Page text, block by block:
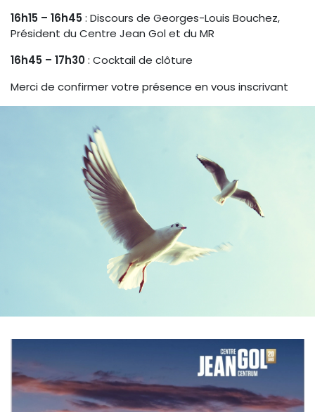
16h15 – 16h45: Discours de Georges-Louis Bouchez,
Président du Centre Jean Gol et du MR
16h45 – 17h30: Cocktail de clôture
Merci de confirmer votre présence en vous inscrivant